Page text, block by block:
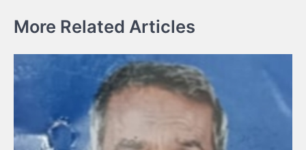
More Related Articles